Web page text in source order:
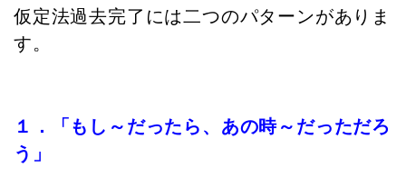
仮定法過去完了には二つのパターンがありま
す。
１．「もし～だったら、あの時～だっただろ
う」